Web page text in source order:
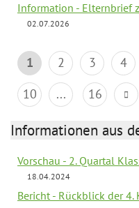
Information - Elternbrief
02.07.2026
1 2 3 4
10
... 16
Informationen aus
Vorschau - 2. Quartal
18.04.2024
Bericht - Rückblick der 4.